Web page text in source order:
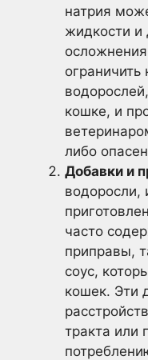
натрия
жидкости и
ограничить
кошке, и
либо
Добавки и
водоросли,
часто
приправы,
соус,
кошек. Эти
тракта или